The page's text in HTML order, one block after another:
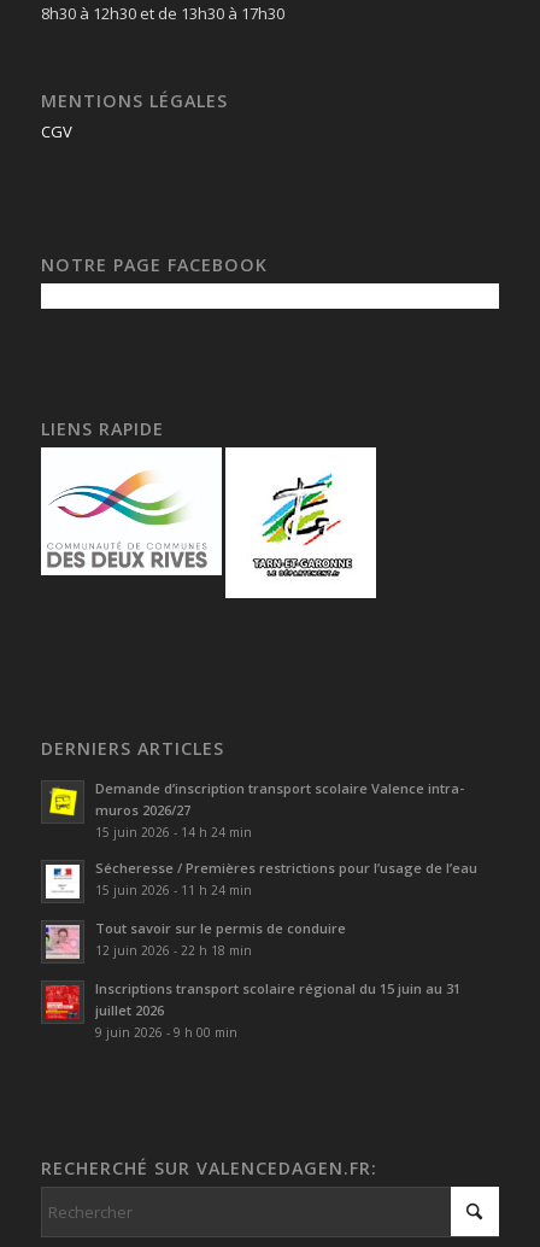
8h30 à 12h30 et de 13h30 à 17h30
MENTIONS LÉGALES
CGV
NOTRE PAGE FACEBOOK
LIENS RAPIDE
DERNIERS ARTICLES
Demande d’inscription transport scolaire Valence intra-
muros 2026/27
15 juin 2026 - 14 h 24 min
Sécheresse / Premières restrictions pour l’usage de l’eau
15 juin 2026 - 11 h 24 min
Tout savoir sur le permis de conduire
12 juin 2026 - 22 h 18 min
Inscriptions transport scolaire régional du 15 juin au 31
juillet 2026
9 juin 2026 - 9 h 00 min
RECHERCHÉ SUR VALENCEDAGEN.FR: